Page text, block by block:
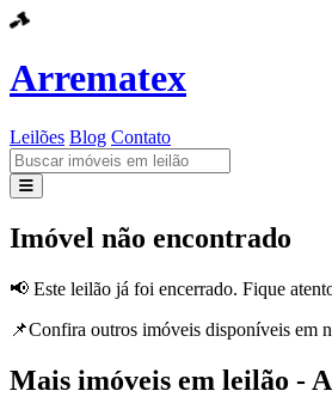
Arrematex
Leilões Blog Contato
Leilões
Contato
Imóvel não encontrado
📢 Este leilão já foi encerrado. Fique
📌Confira outros imóveis disponíveis em
Mais imóveis em leilão -